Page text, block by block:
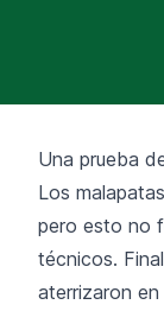
Una prueba
Los
pero esto no
técnicos.
aterrizaron